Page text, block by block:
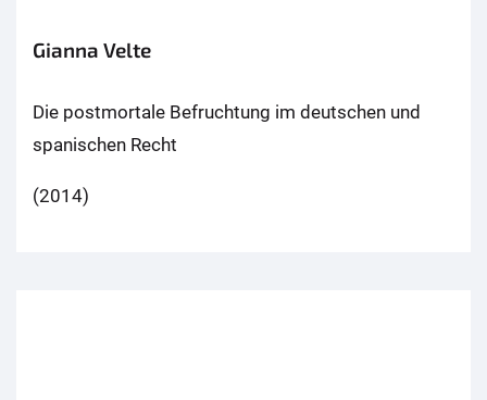
Gianna Velte
Die postmortale Befruchtung im deutschen und
spanischen Recht
(2014)